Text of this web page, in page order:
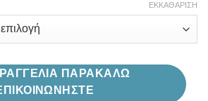
through
1,099.00€
ΕΚΚΑΘΆΡΙΣΗ
ΠΑΡΑΚΑΛΩ